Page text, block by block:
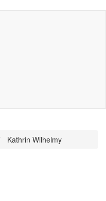
Kathrin Wilhelmy